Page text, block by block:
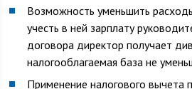
Возможность уменьшить
учесть в ней зарплату
договора директор получает
налогооблагаемая база не
Применение налогового